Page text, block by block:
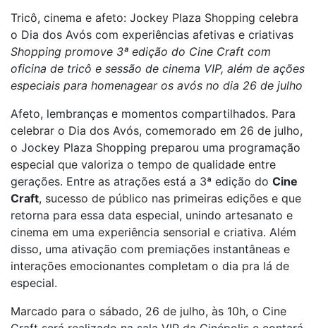
Tricô, cinema e afeto: Jockey Plaza Shopping celebra
o Dia dos Avós com experiências afetivas e criativas
Shopping promove 3ª edição do Cine Craft com
oficina de tricô e sessão de cinema VIP, além de ações
especiais para homenagear os avós no dia 26 de julho
Afeto, lembranças e momentos compartilhados. Para
celebrar o Dia dos Avós, comemorado em 26 de julho,
o Jockey Plaza Shopping preparou uma programação
especial que valoriza o tempo de qualidade entre
gerações. Entre as atrações está a 3ª edição do Cine
Craft, sucesso de público nas primeiras edições e que
retorna para essa data especial, unindo artesanato e
cinema em uma experiência sensorial e criativa. Além
disso, uma ativação com premiações instantâneas e
interações emocionantes completam o dia pra lá de
especial.
Marcado para o sábado, 26 de julho, às 10h, o Cine